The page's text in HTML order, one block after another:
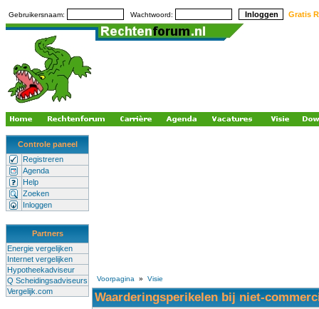
Gebruikersnaam: Wachtwoord: Gratis
Controle paneel
Registreren
Agenda
Help
Zoeken
Inloggen
Partners
Energie vergelijken
Internet vergelijken
Hypotheekadviseur
Q Scheidingsadviseurs
Vergelijk.com
Voorpagina » Visie
Waarderingsperikelen bij niet-